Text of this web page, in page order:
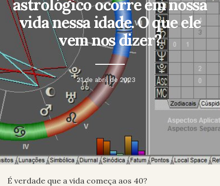
astrológico ocorre em nossa
vida nessa idade. O que ele
vem nos dizer?
21 de abril de 2023
É verdade que a vida começa aos 40?